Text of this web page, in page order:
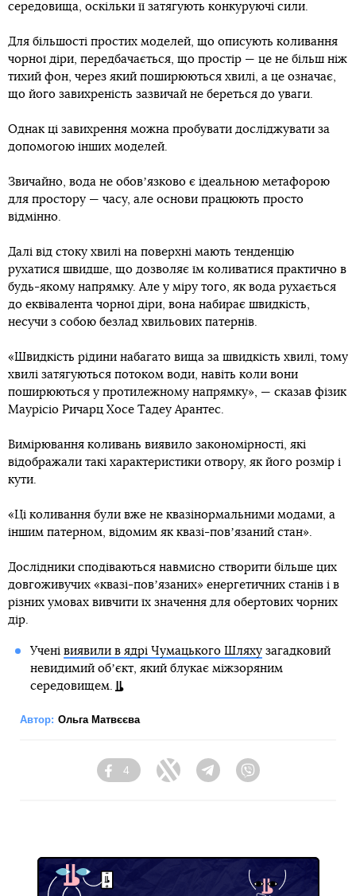
середовища, оскільки її затягують конкуруючі сили.
Для більшості простих моделей, що описують коливання
чорної діри, передбачається, що простір — це не більш ніж
тихий фон, через який поширюються хвилі, а це означає,
що його завихреність зазвичай не береться до уваги.
Однак ці завихрення можна пробувати досліджувати за
допомогою інших моделей.
Звичайно, вода не обовʼязково є ідеальною метафорою
для простору — часу, але основи працюють просто
відмінно.
Далі від стоку хвилі на поверхні мають тенденцію
рухатися швидше, що дозволяє їм коливатися практично в
будь-якому напрямку. Але у міру того, як вода рухається
до еквівалента чорної діри, вона набирає швидкість,
несучи з собою безлад хвильових патернів.
«Швидкість рідини набагато вища за швидкість хвилі, тому
хвилі затягуються потоком води, навіть коли вони
поширюються у протилежному напрямку», — сказав фізик
Маурісіо Ричарц Хосе Тадеу Арантес.
Вимірювання коливань виявило закономірності, які
відображали такі характеристики отвору, як його розмір і
кути.
«Ці коливання були вже не квазінормальними модами, а
іншим патерном, відомим як квазі-повʼязаний стан».
Дослідники сподіваються навмисно створити більше цих
довгоживучих «квазі-повʼязаних» енергетичних станів і в
різних умовах вивчити їх значення для обертових чорних
дір.
Учені виявили в ядрі Чумацького Шляхузагадковий
невидимий обʼєкт, який блукає міжзоряним
середовищем.
Автор: Ольга Матвєєва
Facebook
4
Twitter Telegram